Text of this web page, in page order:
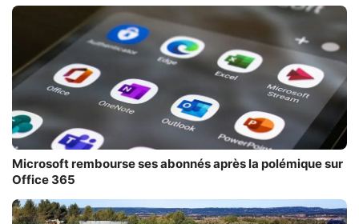
Microsoft rembourse ses abonnés après la polémique sur
Office 365